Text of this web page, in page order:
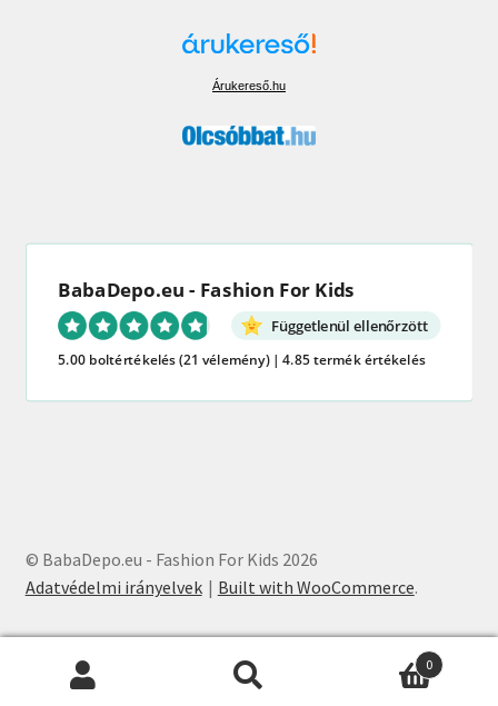
Árukereső.hu
BabaDepo.eu - Fashion For Kids
Függetlenül ellenőrzött
5.00 boltértékelés(21 vélemény)| 4.85 termék értékelés
© BabaDepo.eu - Fashion For Kids 2026
Adatvédelmi irányelvek
Built with WooCommerce.
Keresés
0